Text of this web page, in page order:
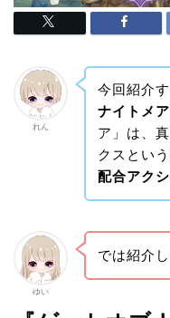
れん
今回紹介
ナイトメア
ア」は、
クスとい
配合アク
ゆい
では紹介